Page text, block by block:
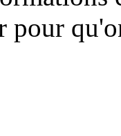
pour